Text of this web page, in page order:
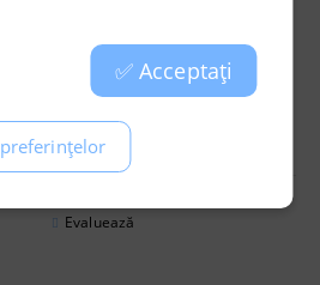
min.185m /h - max. 250 m /h
Evaluează
✅ Acceptați